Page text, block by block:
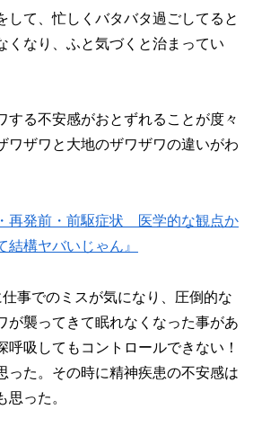
して、忙しくバタバタ過ごしてると
くなり、ふと気づくと治まってい
する不安感がおとずれることが度々
ワザワと大地のザワザワの違いがわ
再発前・前駆症状 医学的な観点か
結構ヤバいじゃん』
事でのミスが気になり、圧倒的な
が襲ってきて眠れなくなった事があ
呼吸してもコントロールできない！
った。その時に精神疾患の不安感は
思った。